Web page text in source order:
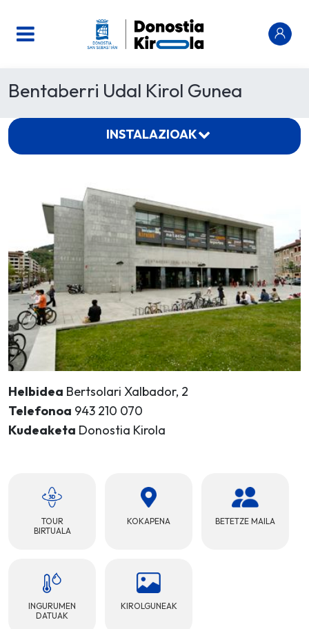
Bentaberri Udal Kirol Gunea
Helbidea Bertsolari Xalbador, 2
Telefonoa 943 210 070
Kudeaketa Donostia Kirola
TOUR
BIRTUALA
KOKAPENA BETETZE MAILA
INGURUMEN
DATUAK
KIROLGUNEAK
INSTALAZIOAK